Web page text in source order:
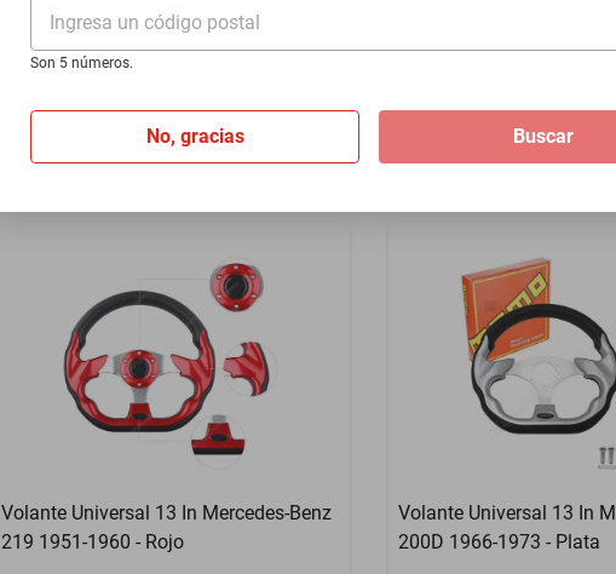
Ingresa un código postal
Son 5 números.
No, gracias Buscar
$1399
Hasta12 MSIde $116.58
Volante Universal 13 In Mercedes-Benz
219 1951-1960 - Rojo
Volante Universal 13 In
200D 1966-1973 - Plata